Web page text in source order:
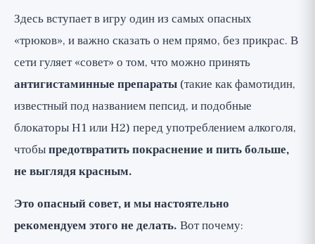
Здесь вступает в игру один из самых опасных
«трюков», и важно сказать о нем прямо, без прикрас. В
сети гуляет «совет» о том, что можно принять
антигистаминные препараты (такие как фамотидин,
известный под названием пепсид, и подобные
блокаторы H1 или H2) перед употреблением алкоголя,
чтобыпредотвратить покраснение и пить больше,
не выглядя красным.
Это опасный совет, и мы настоятельно
рекомендуем этого не делать. Вот почему: